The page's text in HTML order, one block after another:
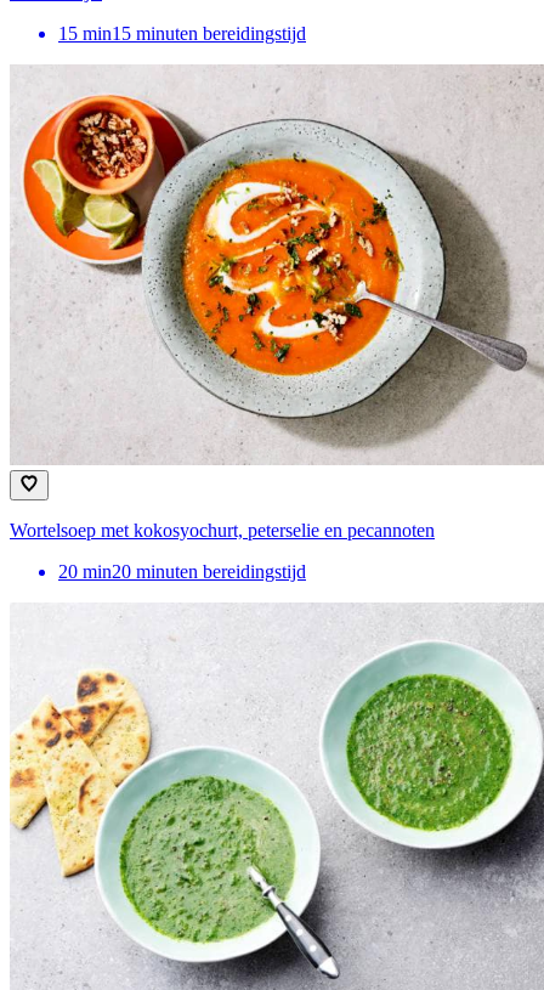
15 min15 minuten bereidingstijd
Wortelsoep met kokosyochurt, peterselie en pecannoten
20 min20 minuten bereidingstijd